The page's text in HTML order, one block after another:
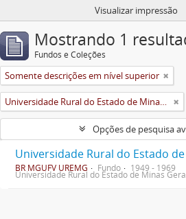
Visualizar impressão
Mostrando 1
Fundos e Coleções
Somente descrições em nível superior
Universidade Rural do Estado de Minas Gerais (Uremg)
Opções de pesquisa
Universidade Rural do Estado
BR MGUFV UREMG Fundo 1949 - 1969
Universidade Rural do Estado de Minas